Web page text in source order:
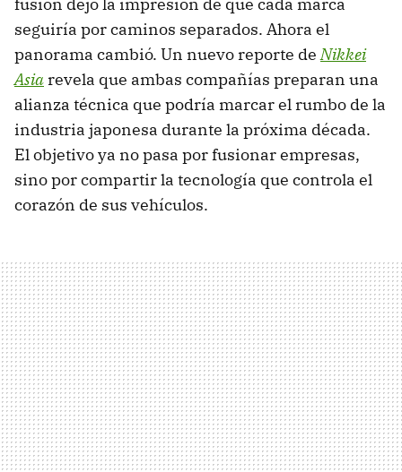
fusión dejó la impresión de que cada marca
seguiría por caminos separados. Ahora el
panorama cambió. Un nuevo reporte deNikkei
Asia revela que ambas compañías preparan una
alianza técnica que podría marcar el rumbo de la
industria japonesa durante la próxima década.
El objetivo ya no pasa por fusionar empresas,
sino por compartir la tecnología que controla el
corazón de sus vehículos.